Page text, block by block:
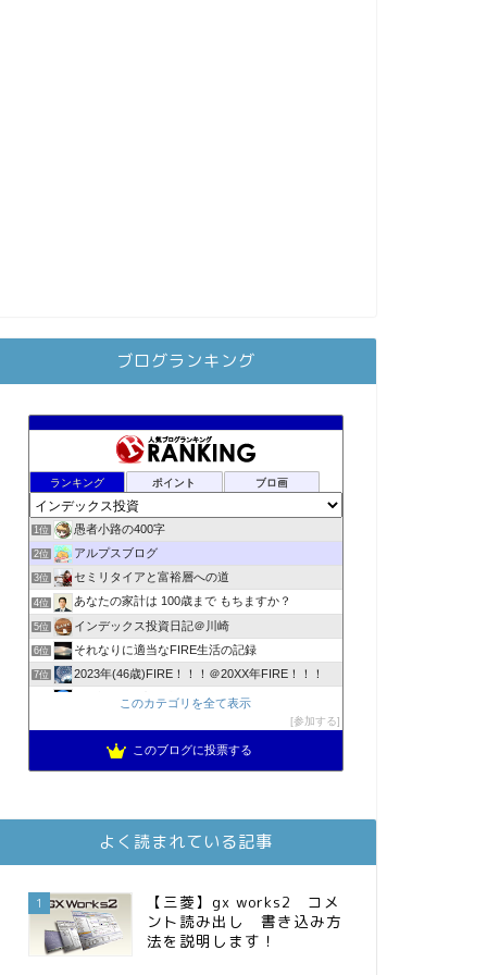
ブログランキング
ランキング ポイント ブロ画
1位 愚者小路の400字
2位 アルプスブログ
3位 セミリタイアと富裕層への道
4位 あなたの家計は 100歳まで もちますか？
5位 インデックス投資日記＠川崎
6位 それなりに適当なFIRE生活の記録
7位 2023年(46歳)FIRE！！！＠20XX年FIRE！！！
3階建ての資産形成
スパコンSEが効率的投資で一家セミリタイアするブログ
降りてからの人生
11位 お金に困らない生活（インデックス投資ブログ）
13位 庶民的家族がインデックス投資でセミリタイア目指してみた
FPが実践するお金の知恵を磨く勉強会
15位 インデックス投資でも富裕層
このカテゴリを全て表示
参加する
このブログに投票する
よく読まれている記事
1
【三菱】gx works2 コメ
ント読み出し 書き込み方
法を説明します！